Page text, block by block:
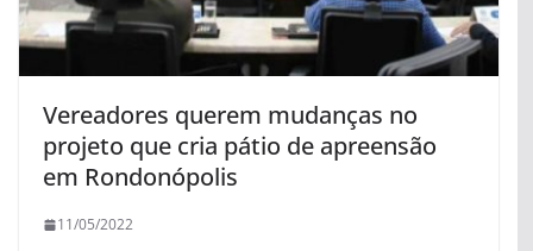
Vereadores querem mudanças no
projeto que cria pátio de apreensão
em Rondonópolis
11/05/2022